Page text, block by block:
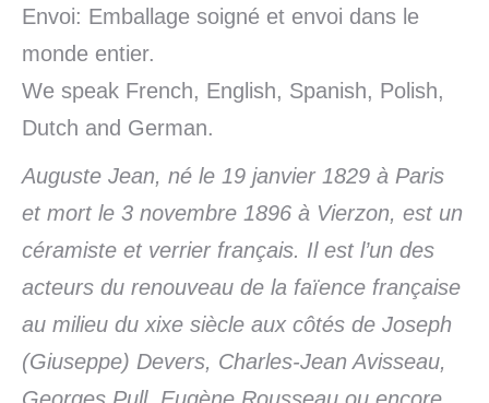
Envoi: Emballage soigné et envoi dans le
monde entier.
We speak French, English, Spanish, Polish,
Dutch and German.
Auguste Jean, né le 19 janvier 1829 à Paris
et mort le 3 novembre 1896 à Vierzon, est un
céramiste et verrier français. Il est l’un des
acteurs du renouveau de la faïence française
au milieu du xixe siècle aux côtés de Joseph
(Giuseppe) Devers, Charles-Jean Avisseau,